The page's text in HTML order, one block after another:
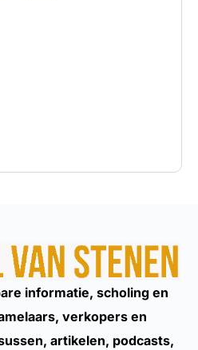
informatie, scholing en
verkopers en
artikelen, podcasts,